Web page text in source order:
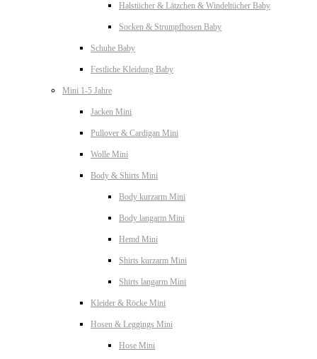
Halstücher & Lätzchen & Windeltücher Baby
Socken & Strumpfhosen Baby
Schuhe Baby
Festliche Kleidung Baby
Mini 1-5 Jahre
Jacken Mini
Pullover & Cardigan Mini
Wolle Mini
Body & Shirts Mini
Body kurzarm Mini
Body langarm Mini
Hemd Mini
Shirts kurzarm Mini
Shirts langarm Mini
Kleider & Röcke Mini
Hosen & Leggings Mini
Hose Mini